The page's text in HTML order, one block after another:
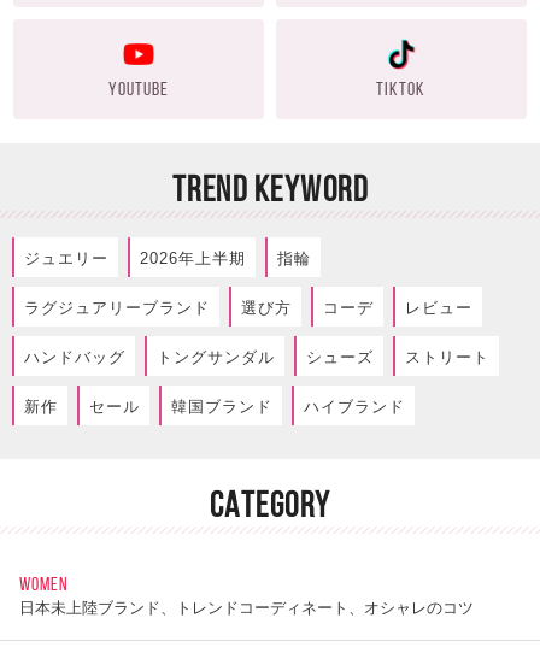
YOUTUBE TIKTOK
TREND KEYWORD
ジュエリー 2026年上半期 指輪
ラグジュアリーブランド 選び方 コーデ レビュー
ハンドバッグ トングサンダル シューズ ストリート
新作 セール 韓国ブランド ハイブランド
CATEGORY
WOMEN
日本未上陸ブランド、トレンドコーディネート、オシャレのコツ